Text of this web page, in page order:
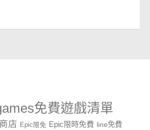
免費遊戲清單
店 Epic限免 Epic限時免費 line免費